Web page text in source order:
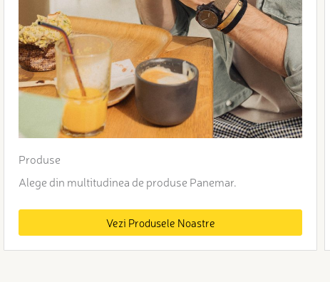
Produse
Alege din multitudinea de produse Panemar.
Vezi Produsele Noastre